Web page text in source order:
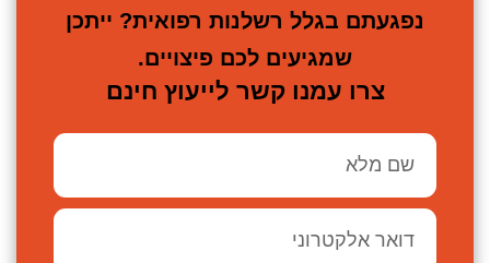
נפגעתם בגלל רשלנות רפואית? ייתכן
שמגיעים לכם פיצויים.
צרו עמנו קשר לייעוץ חינם